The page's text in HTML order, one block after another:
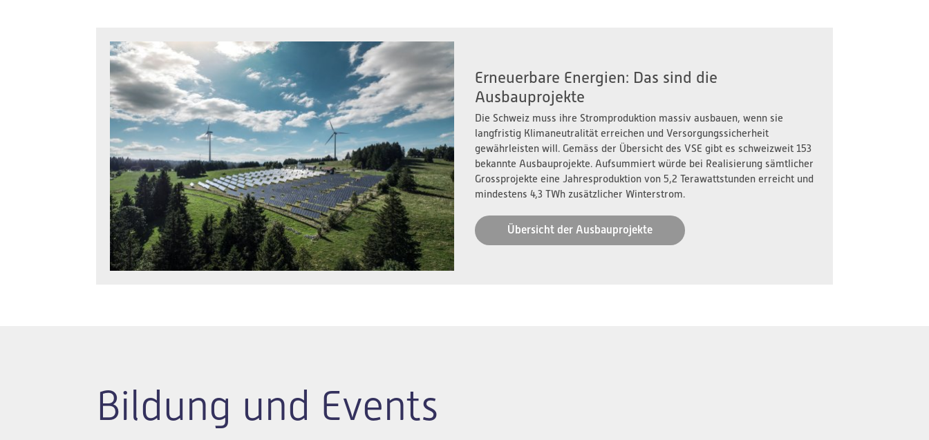
Erneuerbare Energien: Das sind die
Ausbauprojekte
Die Schweiz muss ihre Stromproduktion massiv ausbauen, wenn sie
langfristig Klimaneutralität erreichen und Versorgungssicherheit
gewährleisten will. Gemäss der Übersicht des VSE gibt es schweizweit 153
bekannte Ausbauprojekte. Aufsummiert würde bei Realisierung sämtlicher
Grossprojekte eine Jahresproduktion von 5,2 Terawattstunden erreicht und
mindestens 4,3 TWh zusätzlicher Winterstrom.
Übersicht der Ausbauprojekte
Bildung und Events